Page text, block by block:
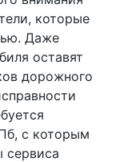
которые
Даже
оставят
дорожного
с которым
сервиса